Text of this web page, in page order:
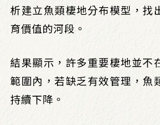
析建立魚類棲地分布模型，找
育價值的河段。
結果顯示，許多重要棲地並不
範圍內，若缺乏有效管理，魚
持續下降。